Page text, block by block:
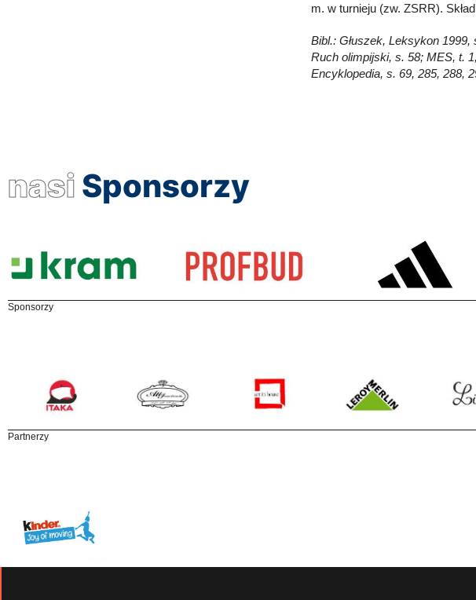
m. w turnieju (zw. ZSRR).
Bibl.: Głuszek, Leksykon
Ruch olimpijski, s. 58; MES, t.
Encyklopedia, s. 69, 285, 288,
nasi Sponsorzy
Sponsorzy
Partnerzy